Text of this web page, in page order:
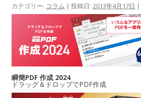
カテゴリー: コラム | 投稿日: 2013年4月17日 |
瞬簡PDF 作成 2024
ドラッグ＆ドロップでPDF作成